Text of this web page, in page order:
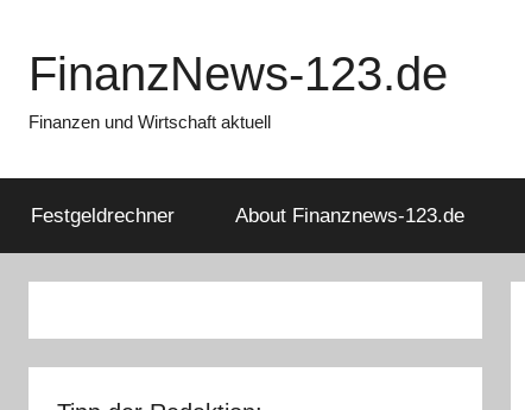
springen
FinanzNews-123.de
Finanzen und Wirtschaft aktuell
Festgeldrechner About Finanznews-123.de